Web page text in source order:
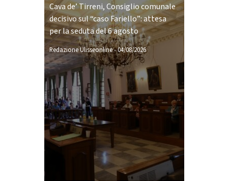
Cava de’ Tirreni, Consiglio comunale
decisivo sul “caso Fariello”: attesa
per la seduta del 6 agosto
Redazione Ulisseonline-04/08/2026